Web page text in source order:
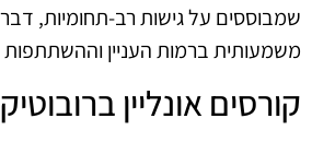
שמבוססים על גישות רב-תחומיות, דבר
משמעותית ברמות העניין
קורסים אונליין